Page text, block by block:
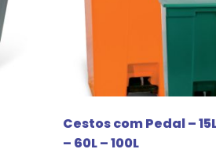
Cestos com Pedal –
– 60L – 100L